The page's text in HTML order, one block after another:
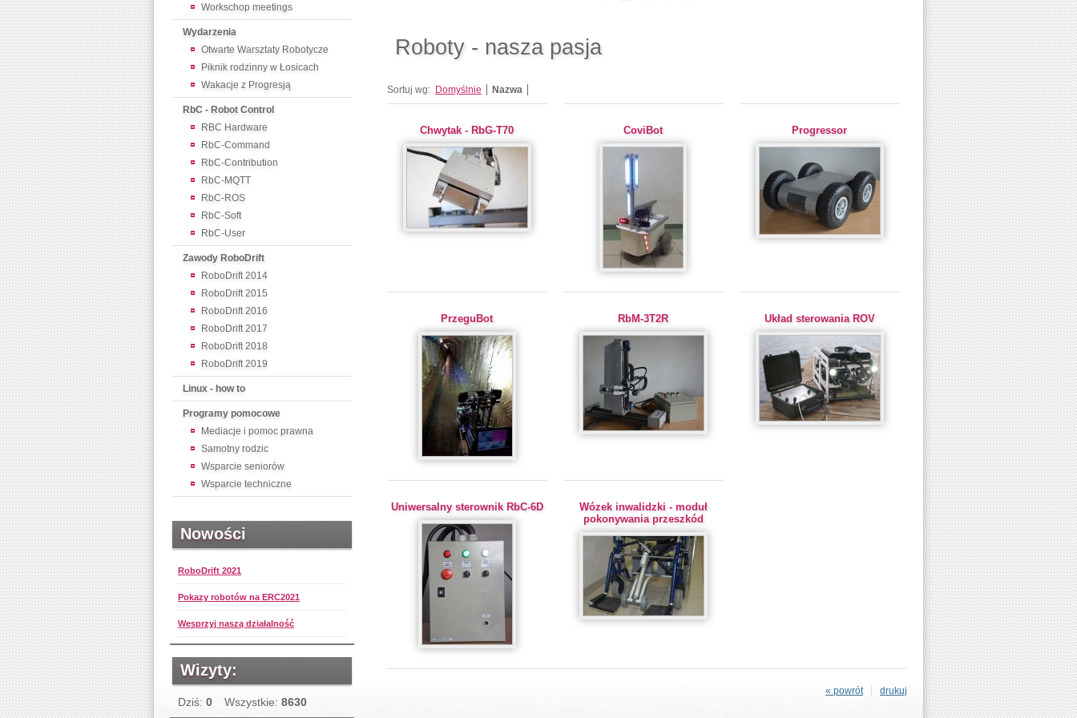
Workschop meetings
Wydarzenia
Otwarte Warsztaty Robotycze
Piknik rodzinny w Łosicach
Wakacje z Progresją
RbC - Robot Control
RBC Hardware
RbC-Command
RbC-Contribution
RbC-MQTT
RbC-ROS
RbC-Soft
RbC-User
Zawody RoboDrift
RoboDrift 2014
RoboDrift 2015
RoboDrift 2016
RoboDrift 2017
RoboDrift 2018
RoboDrift 2019
Linux - how to
Programy pomocowe
Mediacje i pomoc prawna
Samotny rodzic
Wsparcie seniorów
Wsparcie techniczne
Nowości
RoboDrift 2021
Pokazy robotów na ERC2021
Wesprzyj naszą działalność
Wizyty:
Dziś: 0 Wszystkie: 8630
Roboty - nasza pasja
Sortuj wg: Domyślnie Nazwa
Chwytak - RbG-T70 CoviBot Progressor
PrzeguBot RbM-3T2R Układ sterowania ROV
Uniwersalny sterownik RbC-6D
Wózek inwalidzki - moduł
pokonywania przeszkód
drukuj
« powrót